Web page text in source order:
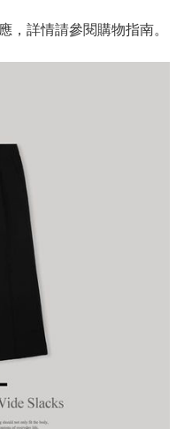
，詳情請參閱購物指南。